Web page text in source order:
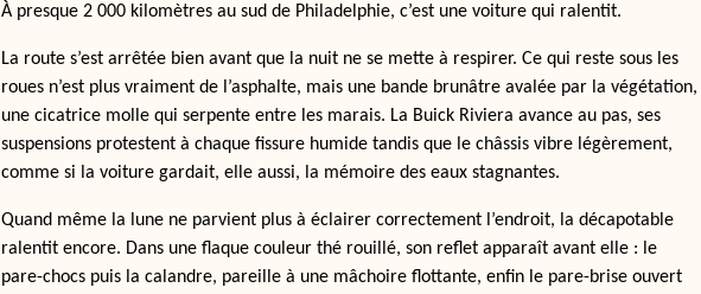
À presque 2 000 kilomètres au sud de Philadelphie, c’est une voiture qui ralentit.
La route s’est arrêtée bien avant que la nuit ne se mette à respirer. Ce qui reste sous les
roues n’est plus vraiment de l’asphalte, mais une bande brunâtre avalée par la végétation,
une cicatrice molle qui serpente entre les marais. La Buick Riviera avance au pas, ses
suspensions protestent à chaque fissure humide tandis que le châssis vibre légèrement,
comme si la voiture gardait, elle aussi, la mémoire des eaux stagnantes.
Quand même la lune ne parvient plus à éclairer correctement l’endroit, la décapotable
ralentit encore. Dans une flaque couleur thé rouillé, son reflet apparaît avant elle : le
pare-chocs puis la calandre, pareille à une mâchoire flottante, enfin le pare-brise ouvert